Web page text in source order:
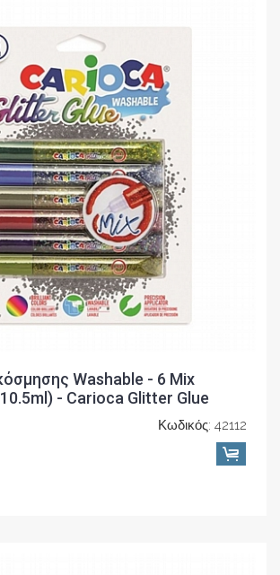
Washable - 6 Mix
- Carioca Glitter Glue
Κωδικός: 42112